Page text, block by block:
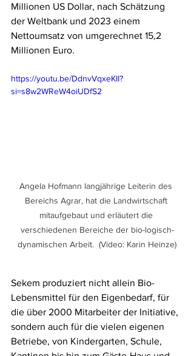
Millionen US Dollar, nach Schätzung
der Weltbank und 2023 einem
Nettoumsatz von umgerechnet 15,2
Millionen Euro.
https://youtu.be/DdnvVqxeKII?
si=s8w2WReW4oiUDfS2
Angela Hofmann langjährige Leiterin des
Bereichs Agrar, hat die Landwirtschaft
mitaufgebaut und erläutert die
verschiedenen Bereiche der bio-logisch-
dynamischen Arbeit.  (Video: Karin Heinze)
Sekem produziert nicht allein Bio-
Lebensmittel für den Eigenbedarf, für
die über 2000 Mitarbeiter der Initiative,
sondern auch für die vielen eigenen
Betriebe, von Kindergarten, Schule,